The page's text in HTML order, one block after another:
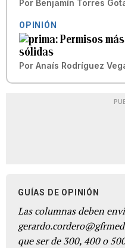
Por Benjamín Torres
OPINIÓN
Permisos
sólidas
Por Anaís Rodríguez
GUÍAS DE OPINIÓN
Las columnas deben
que ser de 300, 400 o